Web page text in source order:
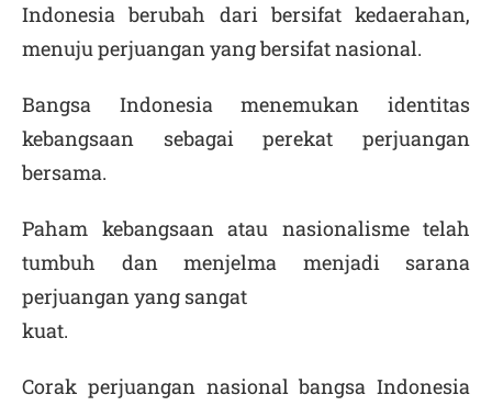
Indonesia berubah dari bersifat kedaerahan,
menuju perjuangan yang bersifat nasional.
Bangsa Indonesia menemukan identitas
kebangsaan sebagai perekat perjuangan
bersama.
Paham kebangsaan atau nasionalisme telah
tumbuh dan menjelma menjadi sarana
perjuangan yang sangat
kuat.
Corak perjuangan nasional bangsa Indonesia